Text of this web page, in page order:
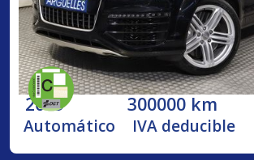
2009 300000 km
Automático IVA deducible